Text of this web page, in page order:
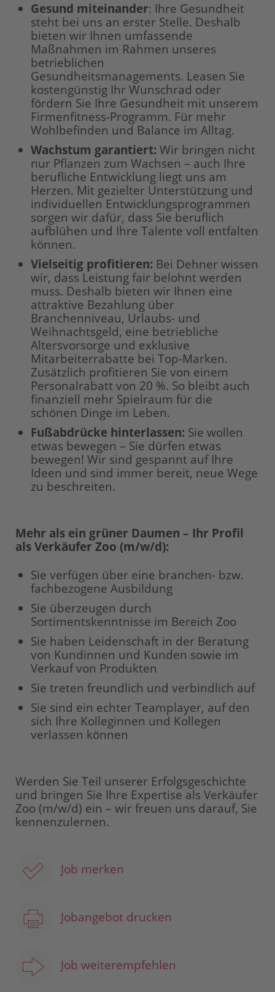
Gesund miteinander: Ihre Gesundheit
steht bei uns an erster Stelle. Deshalb
bieten wir Ihnen umfassende
Maßnahmen im Rahmen unseres
betrieblichen
Gesundheitsmanagements. Leasen Sie
kostengünstig Ihr Wunschrad oder
fördern Sie Ihre Gesundheit mit unserem
Firmenfitness-Programm. Für mehr
Wohlbefinden und Balance im Alltag.
Wachstum garantiert: Wir bringen nicht
nur Pflanzen zum Wachsen – auch Ihre
berufliche Entwicklung liegt uns am
Herzen. Mit gezielter Unterstützung und
individuellen Entwicklungsprogrammen
sorgen wir dafür, dass Sie beruflich
aufblühen und Ihre Talente voll entfalten
können.
Vielseitig profitieren: Bei Dehner wissen
wir, dass Leistung fair belohnt werden
muss. Deshalb bieten wir Ihnen eine
attraktive Bezahlung über
Branchenniveau, Urlaubs- und
Weihnachtsgeld, eine betriebliche
Altersvorsorge und exklusive
Mitarbeiterrabatte bei Top-Marken.
Zusätzlich profitieren Sie von einem
Personalrabatt von 20 %. So bleibt auch
finanziell mehr Spielraum für die
schönen Dinge im Leben.
Fußabdrücke hinterlassen: Sie wollen
etwas bewegen – Sie dürfen etwas
bewegen! Wir sind gespannt auf Ihre
Ideen und sind immer bereit, neue Wege
zu beschreiten.
Mehr als ein grüner Daumen – Ihr Profil
als Verkäufer Zoo (m/w/d):
Sie verfügen über eine branchen- bzw.
fachbezogene Ausbildung
Sie überzeugen durch
Sortimentskenntnisse im Bereich Zoo
Sie haben Leidenschaft in der Beratung
von Kundinnen und Kunden sowie im
Verkauf von Produkten
Sie treten freundlich und verbindlich auf
Sie sind ein echter Teamplayer, auf den
sich Ihre Kolleginnen und Kollegen
verlassen können
Werden Sie Teil unserer Erfolgsgeschichte
und bringen Sie Ihre Expertise als Verkäufer
Zoo (m/w/d) ein – wir freuen uns darauf, Sie
kennenzulernen.
Job merken
Jobangebot drucken
Job weiterempfehlen